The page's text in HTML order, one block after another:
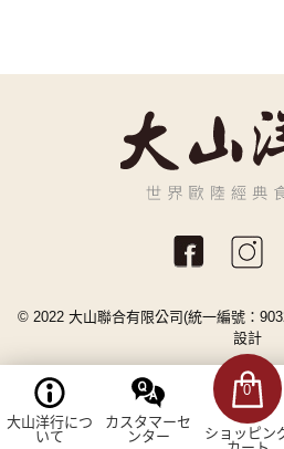
大山洋行につ
いて
カスタマーセ
ンター
0
ショッピン
© 2022 大山聯合有限公司(統一編號：
設計